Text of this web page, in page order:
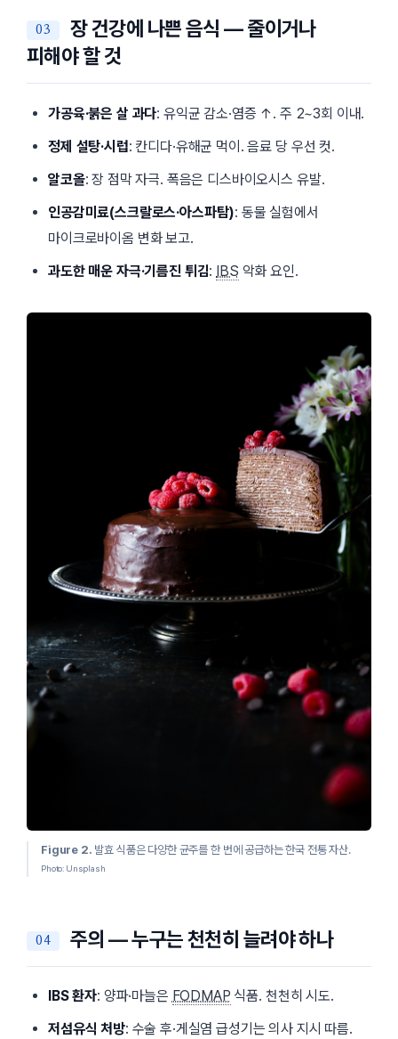
장 건강에 나쁜 음식 — 줄이거나
피해야 할 것
가공육·붉은 살 과다: 유익균 감소·염증 ↑. 주 2~3회 이내.
정제 설탕·시럽: 칸디다·유해균 먹이. 음료 당 우선 컷.
알코올: 장 점막 자극. 폭음은 디스바이오시스 유발.
인공감미료(스크랄로스·아스파탐): 동물 실험에서
마이크로바이옴 변화 보고.
과도한 매운 자극·기름진 튀김: IBS 악화 요인.
Figure 2. 발효 식품은 다양한 균주를 한 번에 공급하는 한국 전통 자산.
Photo: Unsplash
주의 — 누구는 천천히 늘려야 하나
IBS 환자: 양파·마늘은 FODMAP 식품. 천천히 시도.
저섬유식 처방: 수술 후·게실염 급성기는 의사 지시 따름.